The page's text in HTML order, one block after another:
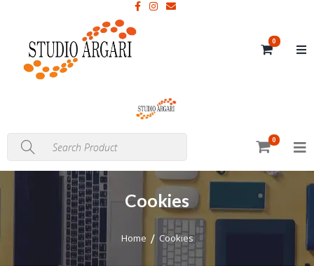
0
0
Cookies
Home Cookies